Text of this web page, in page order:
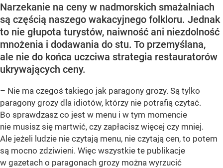
Narzekanie na ceny w nadmorskich smażalniach
są częścią naszego wakacyjnego folkloru. Jednak
to nie głupota turystów, naiwność ani niezdolność
mnożenia i dodawania do stu. To przemyślana,
ale nie do końca uczciwa strategia restauratorów
ukrywających ceny.
– Nie ma czegoś takiego jak paragony grozy. Są tylko
paragony grozy dla idiotów, którzy nie potrafią czytać.
Bo sprawdzasz co jest w menu i w tym momencie
nie musisz się martwić, czy zapłacisz więcej czy mniej.
Ale jeżeli ludzie nie czytają menu, nie czytają cen, to potem
są mocno zdziwieni. Więc wszystkie te publikacje
w gazetach o paragonach grozy można wyrzucić